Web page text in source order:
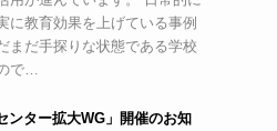
に教育効果を上げている事例
まだ手探りな状態である学校
で…
ンター拡大WG」開催のお知